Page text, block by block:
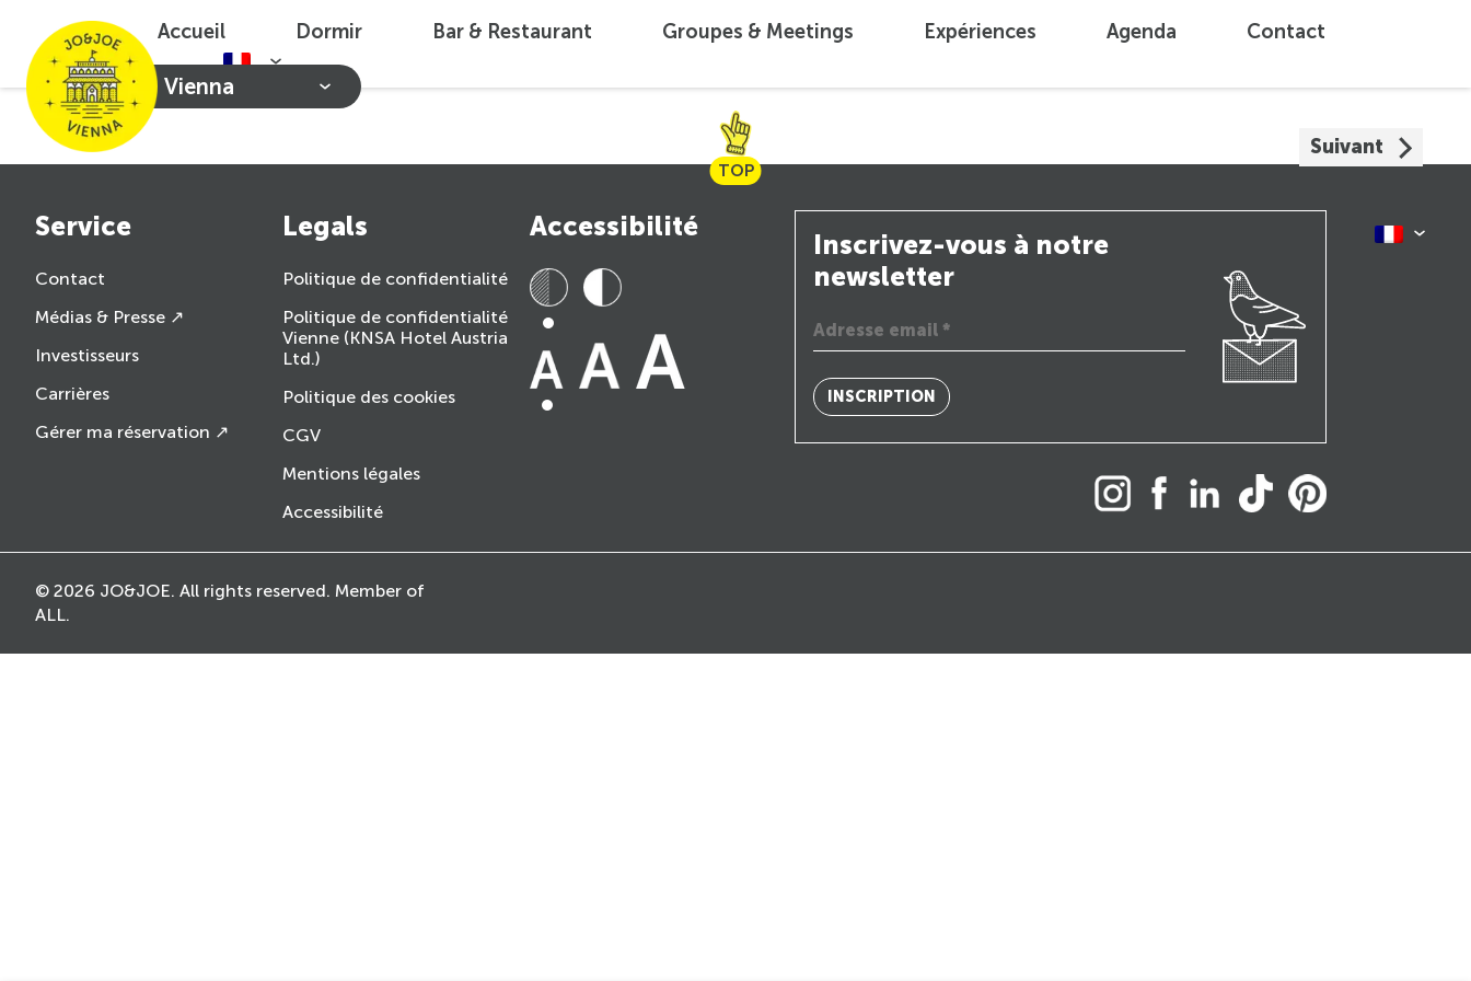
Vienna
Accueil Dormir Bar & Restaurant Groupes & Meetings Expériences Agenda Contact
TOP
Suivant
Service
Contact
Médias & Presse ↗
Investisseurs
Carrières
Gérer ma réservation ↗
Legals
Politique de confidentialité
Politique de confidentialité
Vienne (KNSA Hotel Austria
Ltd.)
Politique des cookies
CGV
Mentions légales
Accessibilité
Accessibilité
Inscrivez-vous à notre
newsletter
INSCRIPTION
© 2026 JO&JOE. All rights reserved. Member of
ALL.